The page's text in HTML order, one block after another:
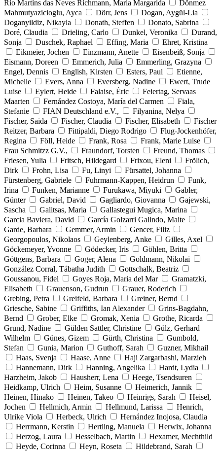
Rio Martins das Neves Richmann, Maria Margarida
Dönmez
Mahmutyazicioglu, Ayca
Dörr, Jens
Dogan, Aygül-Lia
Doganyildiz, Nikayla
Donath, Steffen
Donato, Sabrina
Doré, Claudia
Drieling, Carlo Dunkel, Veronika
Durand,
Sonja
Duschek, Raphael Effing, Maria
Ehret, Kristina
Eikmeier, Jochen
Einzmann, Anette
Eisenbeiß, Sonja
Eismann, Doreen
Emmerich, Julia
Emmerling, Grazyna
Engel, Dennis
English, Kirsten Esters, Paul
Etienne,
Michelle
Evers, Anna Eversberg, Nadine
Ewert, Trude
Luise
Eylert, Heide Falaise, Éric
Feiertag, Servaas
Maarten
Fernández Costoya, María del Carmen
Fiala,
Stefanie
FIAN Deutschland e.V.,
Filyanina, Nelya
Fischer, Saida
Fischer, Claudia Fischer, Elisabeth
Fischer
Reitzer, Barbara
Fittipaldi, Diego Rodrigo
Flug-Jockenhöfer,
Regina
Föll, Heide Frank, Rosa
Frank, Marie Luise
Frau Schmitzz G.V.,
Fraundorf, Torsten
Freund, Thomas
Friesen, Yulia
Fritsch, Hildegard Frixou, Eleni
Frölich,
Dirk
Frohn, Lisa Fu, Linyi
Fürsattel, Johanna
Fürstenberg, Gabriele
Fuhrmann-Kappen, Heidrun
Funk,
Irina
Funken, Marianne Furukawa, Miyuki
Gabler,
Günter
Gabriel, David Gagliardo, Giovanna
Gajewski,
Sascha
Galitsas, Maria
Gallastegui Mugica, Marina
Garcia Baviera, David
García Golzarri Galindo, Maite
Garde, Barbara
Gemmer, Armin
Gencer, Filiz
Georgopoulos, Nikolaos
Geylenberg, Anke
Gilles, Axel
Göckemeyer, Yvonne
Gödecker, Iris
Göhlen, Britta
Göttgens, Barbara
Goger, Alena
Goldmann, Nikolai
González Corral, Tábatha Judith
Gottschalk, Beatriz
Goussanou, Fidel
Goyes Roja, Maria del Mar
Gramatzki,
Elisabeth
Grauenson, Gudrun
Grauer, Roderich
Grebing, Petra
Greifeld, Barbara
Greiner, Bernd
Griesche, Sabine
Griffiths, Ian Alexander
Grins-Bagdahn,
Bernd
Grober, Elke Gromak, Xenia
Grothe, Ricarda
Grund, Nadine
Gülden Sattler, Christine
Gülz, Gerhard
Wilhelm
Günes, Gizem Gürth, Christina
Gumbold,
Stefan
Gunia, Marion Guthoff, Sarah
Guzner, Mikhail
Haas, Svenja
Haase, Anne
Haji Zargarbashi, Marzieh
Hannemann, Dirk
Hanning, Angelika
Hardt, Lydia
Harzheim, Jakob
Hausherr, Lena
Heege, Tsendsuren
Heidkamp, Ulrich
Heim, Susanne
Heimerich, Jannik
Heinen, Hinako
Heinen, Takeo Heinrigs, Sarah
Heisel,
Jochen
Hellmich, Armin Hellmund, Larissa
Henrich,
Ulrike Viola
Herbeck, Ulrich
Hernández Inojosa, Claudia
Herrmann, Kerstin
Hertling, Manuela
Herwix, Johanna
Herzog, Laura
Hesselbach, Martin
Hexamer, Mechthild
Heyde, Corinna
Heyn, Roseta
Hildebrand, Sarah